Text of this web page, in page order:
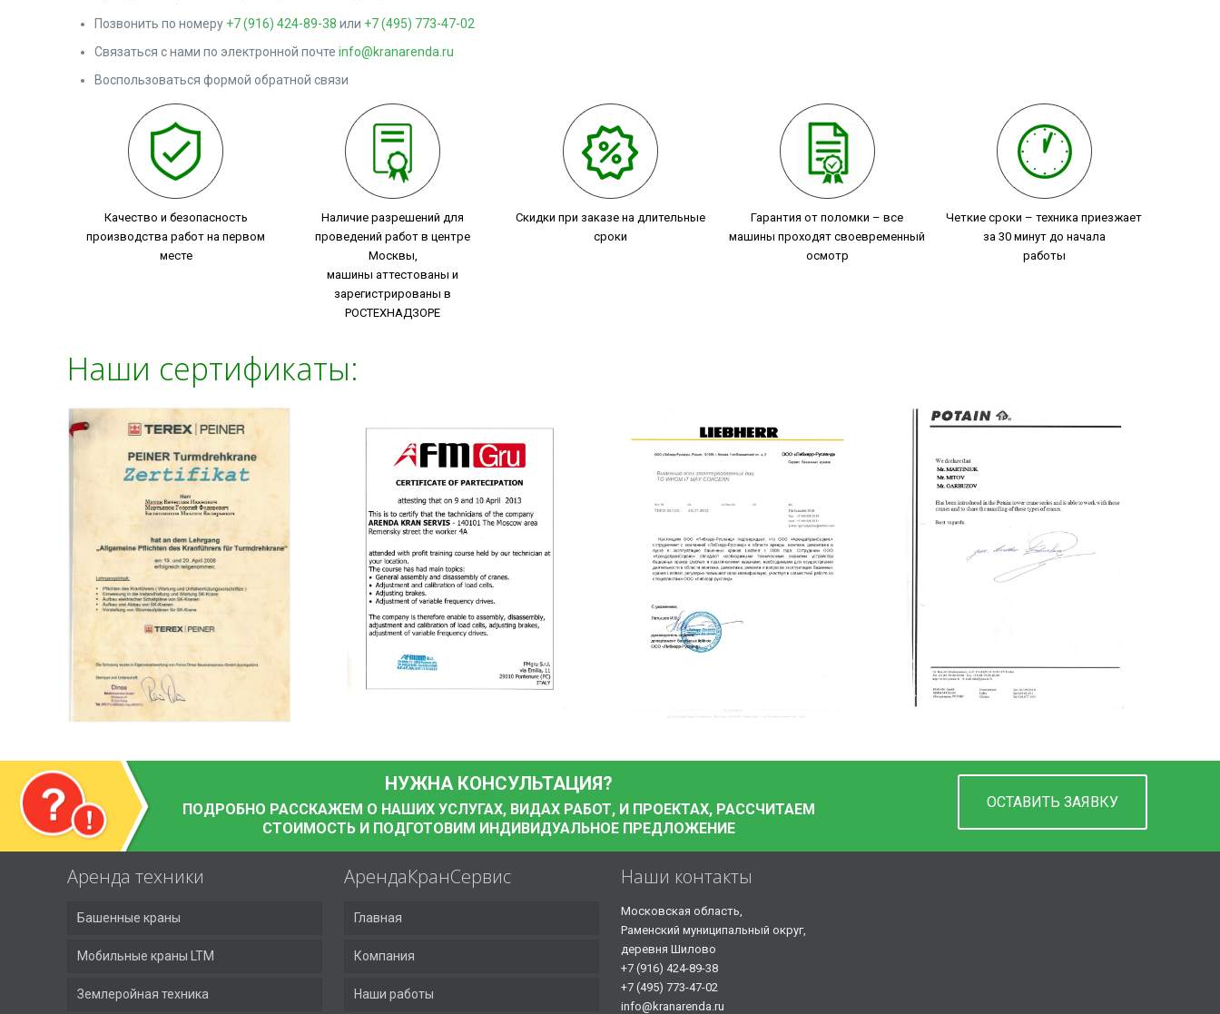
Позвонить по номеру +7 (916) 424-89-38или +7 (495) 773-47-02
Связаться с нами по электронной почтеinfo@kranarenda.ru
Воспользоваться формой обратной связи
Качество и безопасность
производства работ на первом
месте
Наличие разрешений для
проведений работ в центре
Москвы,
машины аттестованы и
зарегистрированы в
РОСТЕХНАДЗОРЕ
Скидки при заказе на длительные
сроки
Гарантия от поломки – все
машины проходят своевременный
осмотр
Четкие сроки – техника приезжает
за 30 минут до начала
работы
Наши сертификаты:
НУЖНА КОНСУЛЬТАЦИЯ?
ПОДРОБНО РАССКАЖЕМ О НАШИХ УСЛУГАХ, ВИДАХ РАБОТ, И ПРОЕКТАХ, РАССЧИТАЕМ
СТОИМОСТЬ И ПОДГОТОВИМ ИНДИВИДУАЛЬНОЕ ПРЕДЛОЖЕНИЕ
ОСТАВИТЬ ЗАЯВКУ
Аренда техники
Башенные краны
Мобильные краны LTM
Землеройная техника
АрендаКранСервис
Главная
Компания
Наши работы
Наши контакты
Московская область,
Раменский муниципальный округ,
деревня Шилово
+7 (916) 424-89-38
+7 (495) 773-47-02
info@kranarenda.ru